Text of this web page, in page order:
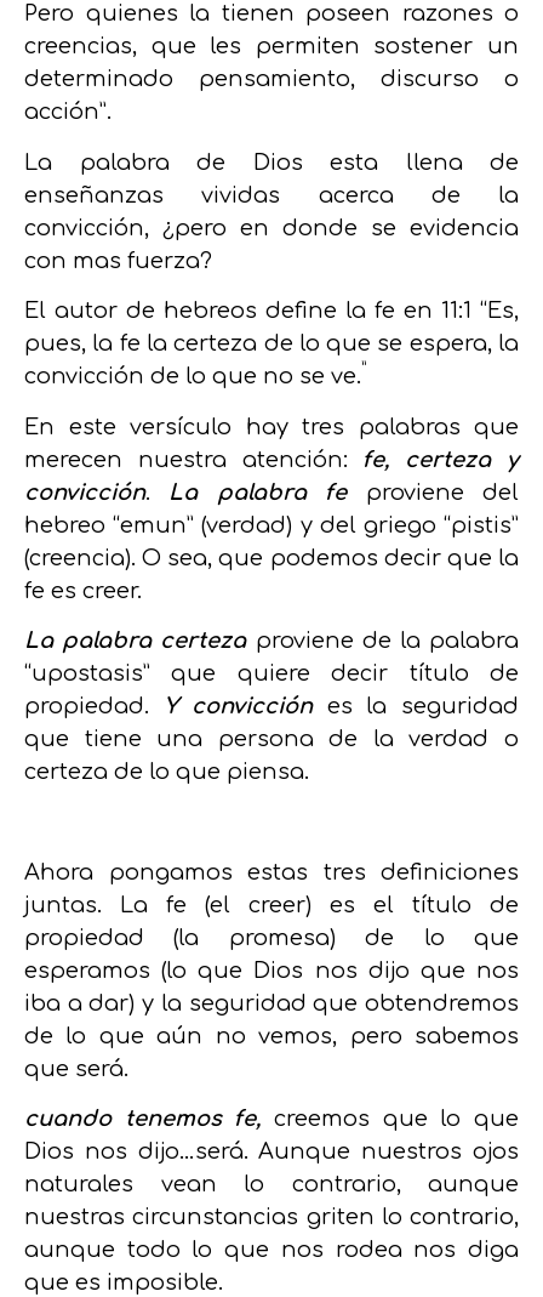
Pero quienes la tienen poseen razones o
creencias, que les permiten sostener un
determinado pensamiento, discurso o
acción”.
La palabra de Dios esta llena de
enseñanzas vividas acerca de la
convicción, ¿pero en donde se evidencia
con mas fuerza?
El autor de hebreos define la fe en 11:1 “Es,
pues, la fe la certeza de lo que se espera, la
convicción de lo que no se ve.”
En este versículo hay tres palabras que
merecen nuestra atención: fe, certeza y
convicción. La palabra feproviene del
hebreo “emun” (verdad) y del griego “pistis”
(creencia). O sea, que podemos decir que la
fe es creer.
La palabra certezaproviene de la palabra
“upostasis” que quiere decir título de
propiedad.
Y convicciónes la seguridad
que tiene una persona de la verdad o
certeza de lo que piensa.
Ahora pongamos estas tres definiciones
juntas. La fe (el creer) es el título de
propiedad (la promesa) de lo que
esperamos (lo que Dios nos dijo que nos
iba a dar) y la seguridad que obtendremos
de lo que aún no vemos, pero sabemos
que será.
cuando tenemos fe, creemos que lo que
Dios nos dijo…será. Aunque nuestros ojos
naturales vean lo contrario, aunque
nuestras circunstancias griten lo contrario,
aunque todo lo que nos rodea nos diga
que es imposible.